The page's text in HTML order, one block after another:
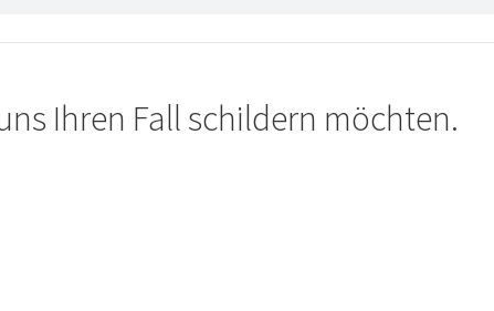
Ihren Fall schildern möchten.